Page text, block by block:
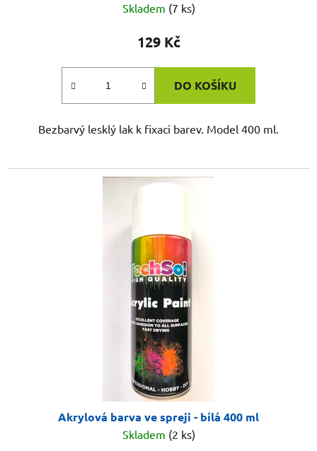
Skladem (7 ks)
129 Kč
DO KOŠÍKU
Bezbarvý lesklý lak k fixaci barev. Model 400 ml.
Akrylová barva ve spreji - bílá 400 ml
Skladem (2 ks)